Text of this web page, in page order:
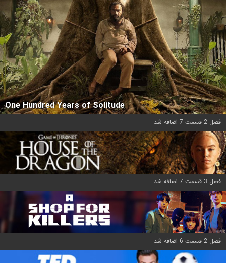
One Hundred Years of Solitude
فصل 2 قسمت 7 اضافه شد
فصل 3 قسمت 7 اضافه شد
فصل 2 قسمت 6 اضافه شد